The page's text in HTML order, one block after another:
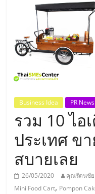
ประเท
รวม
ธุรกิจ
เอ
ส
เอ็
Business Idea PR News
รวม 10 ไอ
ประเทศ ข
สบายเลย
26/05/2020 คุณรัตนชัย
Mini Food Cart, Pompon